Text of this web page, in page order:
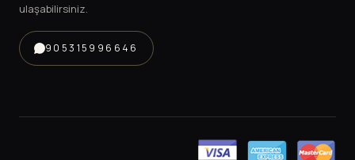
ulaşabilirsiniz.
905315996646